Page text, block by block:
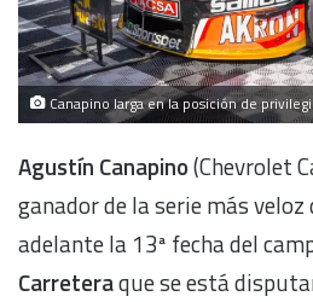
Canapino larga en la posición de
Agustín Canapino(Chevrolet
ganador de la serie más
adelante la 13ª fecha del
Carreteraque se está